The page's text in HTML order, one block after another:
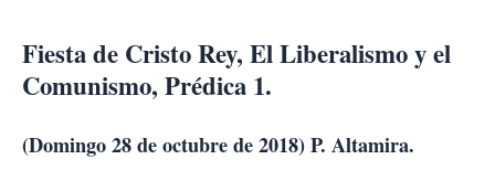
contenido
Fiesta de Cristo Rey, El Liberalismo y el
Comunismo, Prédica 1.
(Domingo 28 de octubre de 2018)P. Altamira.